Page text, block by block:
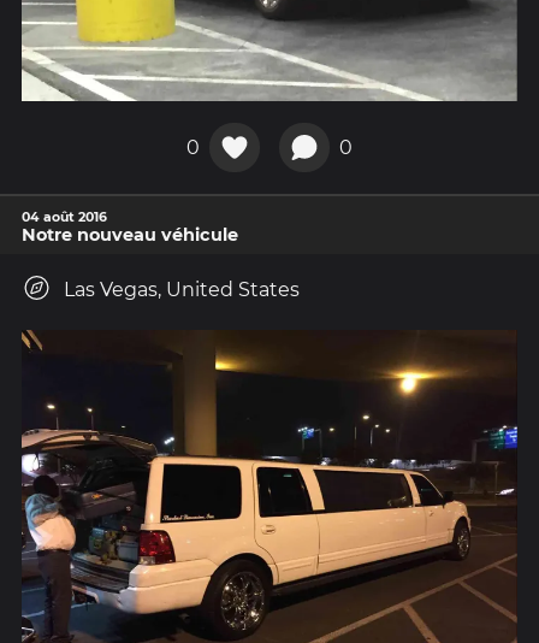
0 0
04 août 2016
Notre nouveau véhicule
Las Vegas, United States